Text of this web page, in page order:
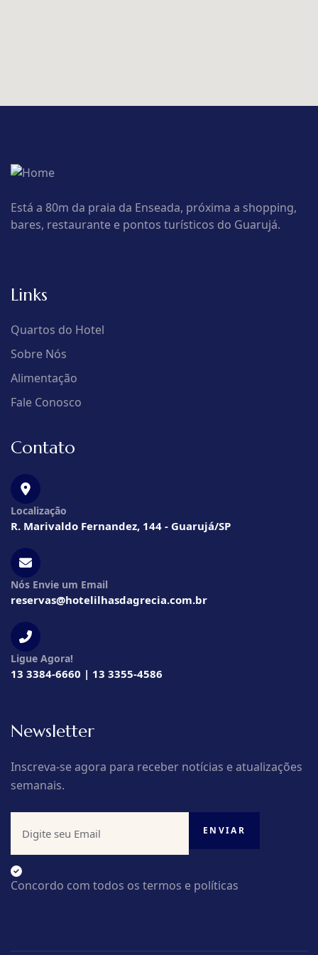
Está a 80m da praia da Enseada, próxima a shopping,
bares, restaurante e pontos turísticos do Guarujá.
Links
Quartos do Hotel
Sobre Nós
Alimentação
Fale Conosco
Contato
Localização
R. Marivaldo Fernandez, 144 - Guarujá/SP
Nós Envie um Email
reservas@hotelilhasdagrecia.com.br
Ligue Agora!
13 3384-6660 | 13 3355-4586
Newsletter
Inscreva-se agora para receber notícias e atualizações
semanais.
Concordo com todos os termos e políticas